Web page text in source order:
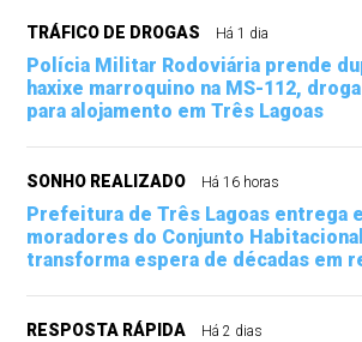
TRÁFICO DE DROGAS Há 1 dia
Polícia Militar Rodoviária prende
haxixe marroquino na MS-112,
para alojamento em Três Lagoas
SONHO REALIZADO Há 16 horas
Prefeitura de Três Lagoas entrega
moradores do Conjunto
transforma espera de décadas em
RESPOSTA RÁPIDA Há 2 dias